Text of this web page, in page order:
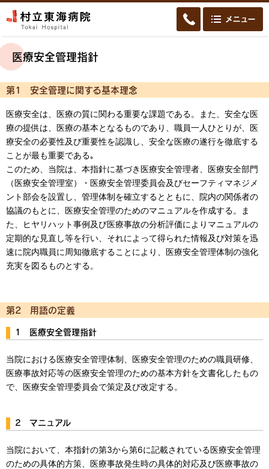
医療安全管理指針
第1 安全管理に関する基本理念
医療安全は、医療の質に関わる重要な課題である。また、安全な医
療の提供は、医療の基本となるものであり、職員一人ひとりが、医
療安全の必要性及び重要性を認識し、安全な医療の遂行を徹底する
ことが最も重要である｡
このため、当院は、本指針に基づき医療安全管理者、医療安全部門
（医療安全管理室）・医療安全管理委員会及びセーフティマネジメ
ント部会を設置し、管理体制を確立するとともに、院内の関係者の
協議のもとに、医療安全管理のためのマニュアルを作成する。ま
た、ヒヤリハット事例及び医療事故の分析評価によりマニュアルの
定期的な見直し等を行い、それによって得られた情報及び対策を迅
速に院内職員に周知徹底することにより、医療安全管理体制の強化
充実を図るものとする。
第2 用語の定義
1 医療安全管理指針
当院における医療安全管理体制、医療安全管理のための職員研修、
医療事故対応等の医療安全管理のための基本方針を文書化したもの
で、医療安全管理委員会で策定及び改定する。
2 マニュアル
当院において、本指針の第3から第6に記載されている医療安全管理
のための具体的方策、医療事故発生時の具体的対応及び医療事故の